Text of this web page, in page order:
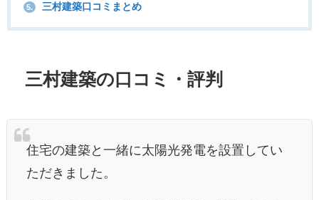
5. 三村建築口コミまとめ
三村建築の口コミ・評判
住宅の建築と一緒に太陽光発電を設置してい
ただきました。